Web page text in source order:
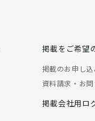
掲載をご希望
掲載のお申し
資料請求・お
掲載会社用ロ